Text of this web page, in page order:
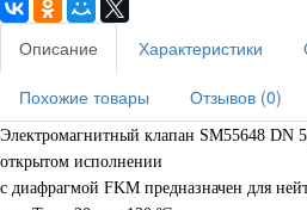
Описание Характеристики
Похожие товары Отзывов (0)
Электромагнитный клапан SM55648 DN
открытом исполнении
с диафрагмой FKM предназначен для